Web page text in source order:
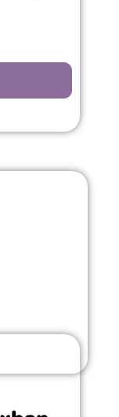
bármilyen
örömteli